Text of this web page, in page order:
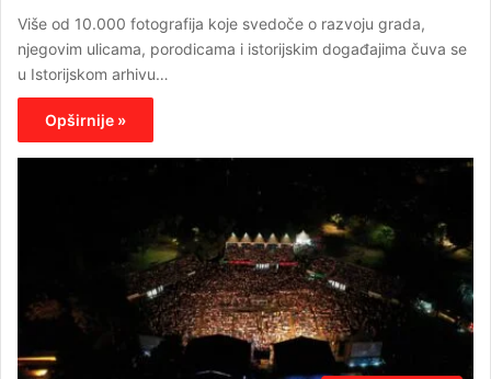
Više od 10.000 fotografija koje svedoče o razvoju grada,
njegovim ulicama, porodicama i istorijskim događajima čuva se
u Istorijskom arhivu…
Opširnije »